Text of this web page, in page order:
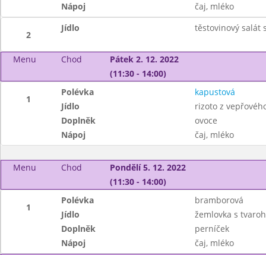
Nápoj
čaj, mléko
2
Jídlo těstovinový salát
Menu Chod
Pátek 2. 12. 2022
(11:30 - 14:00)
1
Polévka
kapustová
Jídlo
rizoto z
Doplněk
ovoce
Nápoj
čaj, mléko
Menu Chod
Pondělí 5. 12. 2022
(11:30 - 14:00)
1
Polévka
bramborová
Jídlo
žemlovka s
Doplněk
perníček
Nápoj
čaj, mléko